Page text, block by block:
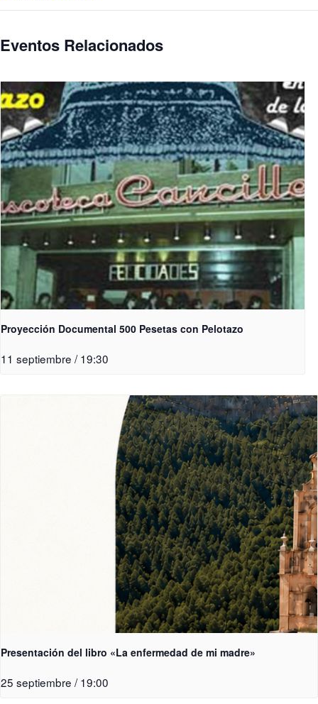
Eventos Relacionados
Proyección Documental 500 Pesetas con Pelotazo
11 septiembre / 19:30
Presentación del libro «La enfermedad de mi madre»
25 septiembre / 19:00